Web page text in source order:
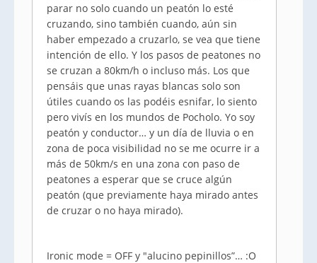
parar no solo cuando un peatón lo esté
cruzando, sino también cuando, aún sin
haber empezado a cruzarlo, se vea que tiene
intención de ello. Y los pasos de peatones no
se cruzan a 80km/h o incluso más. Los que
pensáis que unas rayas blancas solo son
útiles cuando os las podéis esnifar, lo siento
pero vivís en los mundos de Pocholo. Yo soy
peatón y conductor… y un día de lluvia o en
zona de poca visibilidad no se me ocurre ir a
más de 50km/s en una zona con paso de
peatones a esperar que se cruce algún
peatón (que previamente haya mirado antes
de cruzar o no haya mirado).
Ironic mode = OFF y "alucino pepinillos”… :O